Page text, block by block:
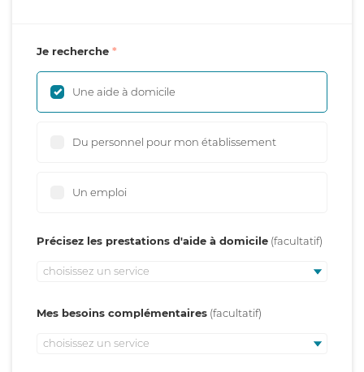
Je recherche
Une aide à domicile
Du personnel pour mon établissement
Un emploi
Précisez les prestations d'aide à domicile
choisissez un service
Mes besoins complémentaires
choisissez un service